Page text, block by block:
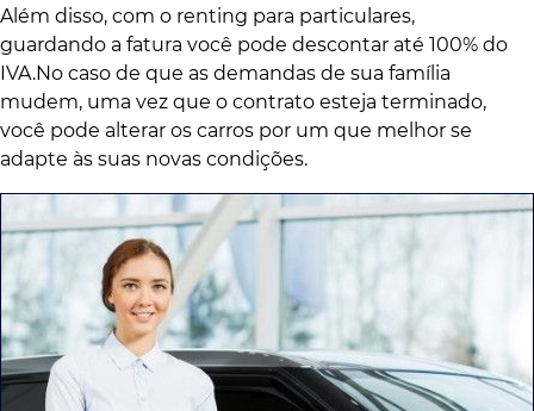
Além disso, com o renting para particulares,
guardando a fatura você pode descontar até 100% do
IVA.No caso de que as demandas de sua família
mudem, uma vez que o contrato esteja terminado,
você pode alterar os carros por um que melhor se
adapte às suas novas condições.